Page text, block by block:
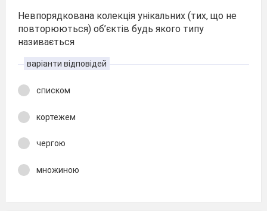
Невпорядкована колекція унікальних (тих, що не
повторюються) об’єктів будь якого типу
називається
варіанти відповідей
списком
кортежем
чергою
множиною